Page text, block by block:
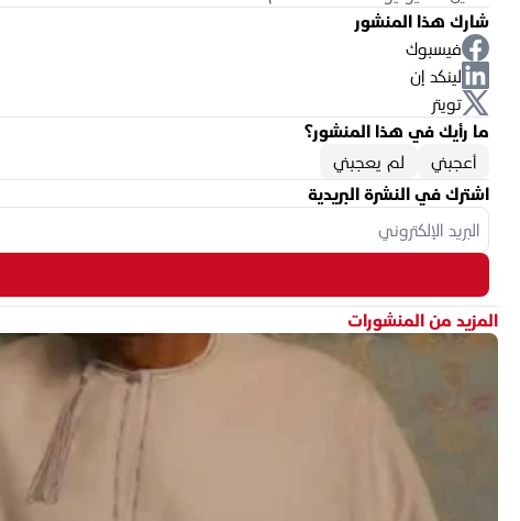
شارك هذا المنشور
فيسبوك
لينكد إن
تويتر
ما رأيك في هذا المنشور؟
أعجبني
لم يعجبني
اشترك في النشرة البريدية
المزيد من المنشورات